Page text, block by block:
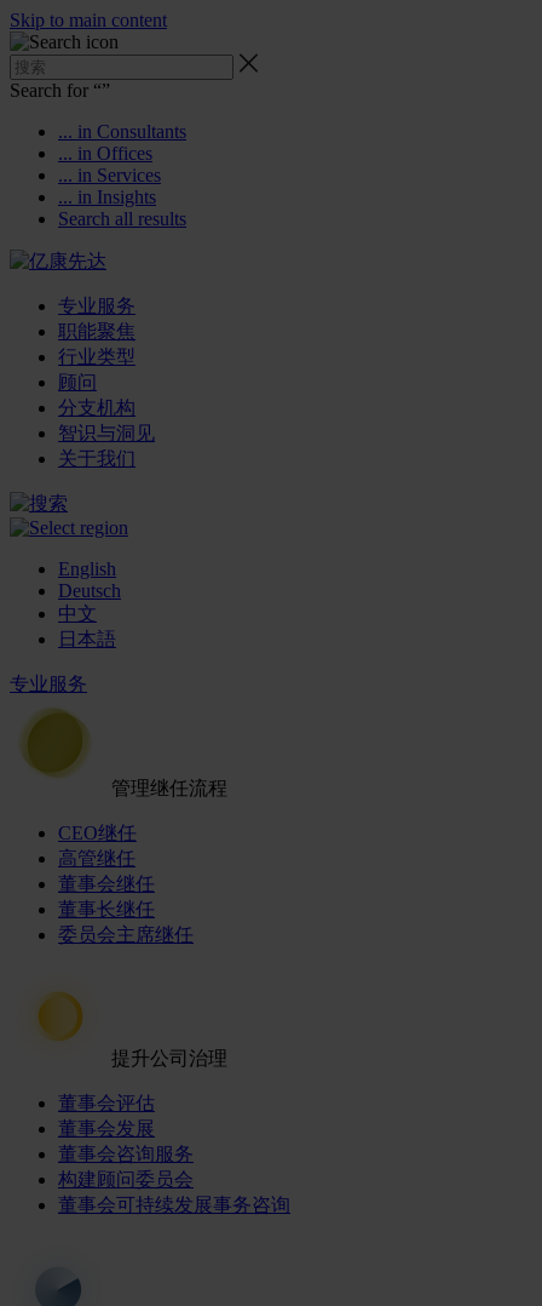
Skip to main content
Search for “”
... in Consultants
... in Offices
... in Services
... in Insights
Search all results
专业服务
职能聚焦
行业类型
顾问
分支机构
智识与洞见
关于我们
English
Deutsch
中文
日本語
专业服务
管理继任流程
CEO继任
高管继任
董事会继任
董事长继任
委员会主席继任
提升公司治理
董事会评估
董事会发展
董事会咨询服务
构建顾问委员会
董事会可持续发展事务咨询